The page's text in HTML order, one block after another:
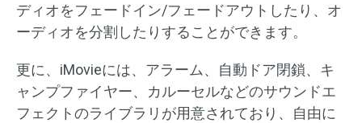
ディオをフェードイン/フェードアウトしたり、オ
ーディオを分割したりすることができます。
更に、iMovieには、アラーム、自動ドア閉鎖、キ
ャンプファイヤー、カルーセルなどのサウンドエ
フェクトのライブラリが用意されており、自由に